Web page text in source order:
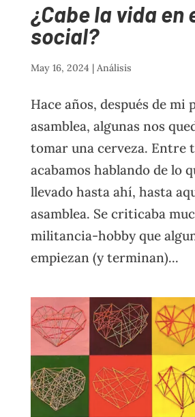
¿Cabe la vida en
social?
May 16, 2024 | Análisis
Hace años, después de mi
asamblea, algunas nos
tomar una cerveza. Entre
acabamos hablando de lo
llevado hasta ahí, hasta
asamblea. Se criticaba
militancia-hobby que
empiezan (y terminan)...